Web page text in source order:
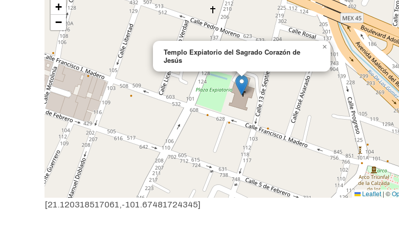
Templo Expiatorio del Sagrado Corazón de
Jesús
×
+
−
Leaflet |©
[21.120318517061,-101.67481724345]